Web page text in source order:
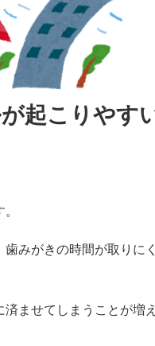
起こりやす
みがきの時間が取りに
ませてしまうことが増